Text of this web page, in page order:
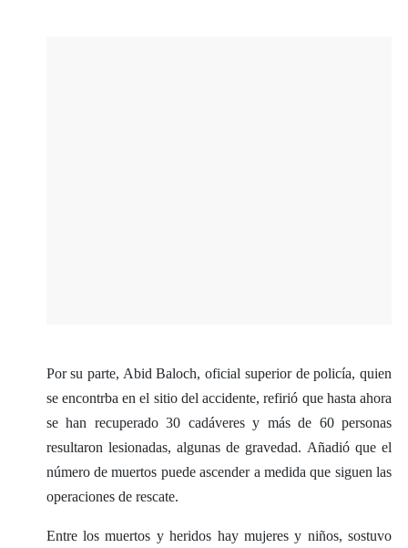
Por su parte, Abid Baloch, oficial superior de policía, quien
se encontrba en el sitio del accidente, refirió que hasta ahora
se han recuperado 30 cadáveres y más de 60 personas
resultaron lesionadas, algunas de gravedad. Añadió que el
número de muertos puede ascender a medida que siguen las
operaciones de rescate.
Entre los muertos y heridos hay mujeres y niños, sostuvo